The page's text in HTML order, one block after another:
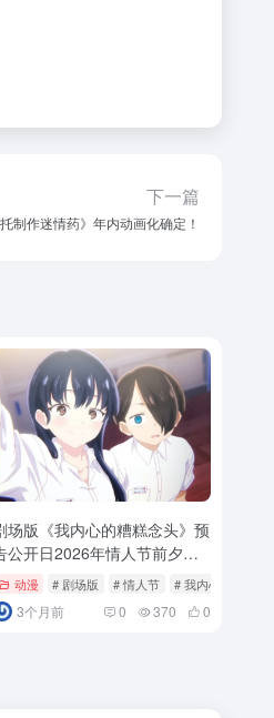
下一篇
制作迷情药》年内动画化确定！
鱼
场版《我内心的糟糕念头》预
公开日2026年情人节前夕上
映！动漫 # 剧场版 # 情人节 # 我内心的糟糕念头
3个月前 0 370 0